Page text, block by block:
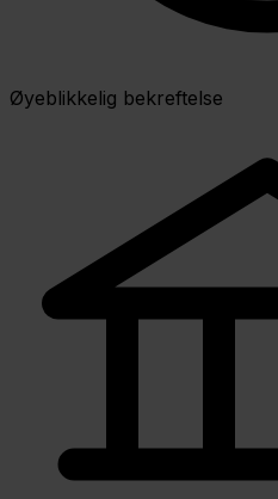
Øyeblikkelig bekreftelse